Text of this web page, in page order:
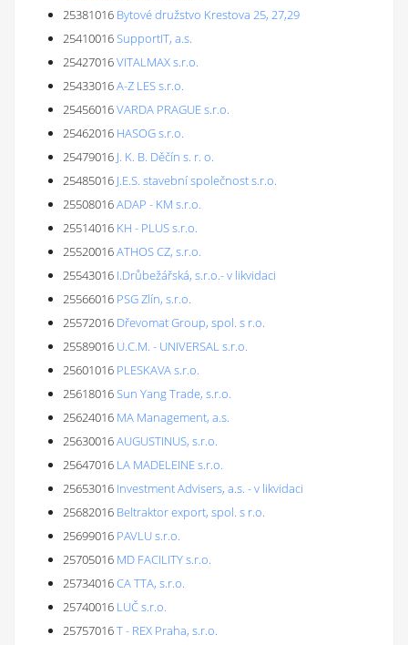
25381016 Bytové družstvo Krestova 25, 27,29
25410016SupportIT, a.s.
25427016VITALMAX s.r.o.
25433016A-Z LES s.r.o.
25456016VARDA PRAGUE s.r.o.
25462016 HASOG s.r.o.
25479016 J. K. B. Děčín s. r. o.
25485016 J.E.S. stavební společnost s.r.o.
25508016ADAP - KM s.r.o.
25514016 KH - PLUS s.r.o.
25520016ATHOS CZ, s.r.o.
25543016 I.Drůbežářská, s.r.o.- v likvidaci
25566016 PSG Zlín, s.r.o.
25572016 Dřevomat Group, spol. s r.o.
25589016 U.C.M. - UNIVERSAL s.r.o.
25601016 PLESKAVA s.r.o.
25618016Sun Yang Trade, s.r.o.
25624016 MA Management, a.s.
25630016AUGUSTINUS, s.r.o.
25647016 LA MADELEINE s.r.o.
25653016 Investment Advisers, a.s. - v likvidaci
25682016 Beltraktor export, spol. s r.o.
25699016 PAVLU s.r.o.
25705016 MD FACILITY s.r.o.
25734016CA TTA, s.r.o.
25740016 LUČ s.r.o.
25757016T - REX Praha, s.r.o.